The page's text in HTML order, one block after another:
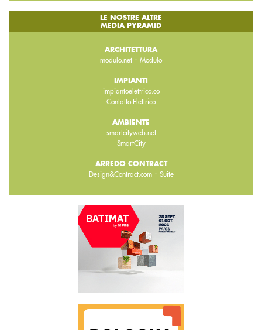
LE NOSTRE ALTRE
MEDIA PYRAMID
ARCHITETTURA
modulo.net - Modulo
IMPIANTI
impiantoelettrico.co
Contatto Elettrico
AMBIENTE
smartcityweb.net
SmartCity
ARREDO CONTRACT
Design&Contract.com- Suite